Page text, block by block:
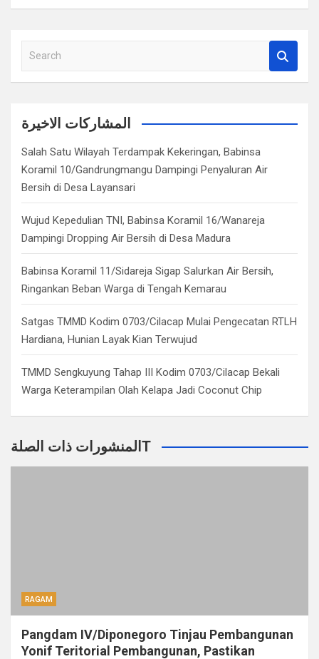
a
c
المشاركات الاخيرة
Salah Satu Wilayah Terdampak Kekeringan, Babinsa
Koramil 10/Gandrungmangu Dampingi Penyaluran Air
Bersih di Desa Layansari
Wujud Kepedulian TNI, Babinsa Koramil 16/Wanareja
Dampingi Dropping Air Bersih di Desa Madura
Babinsa Koramil 11/Sidareja Sigap Salurkan Air Bersih,
Ringankan Beban Warga di Tengah Kemarau
Satgas TMMD Kodim 0703/Cilacap Mulai Pengecatan RTLH
Hardiana, Hunian Layak Kian Terwujud
TMMD Sengkuyung Tahap III Kodim 0703/Cilacap Bekali
Warga Keterampilan Olah Kelapa Jadi Coconut Chip
المنشورات ذات الصلةT
RAGAM
Pangdam IV/Diponegoro Tinjau Pembangunan
Yonif Teritorial Pembangunan, Pastikan